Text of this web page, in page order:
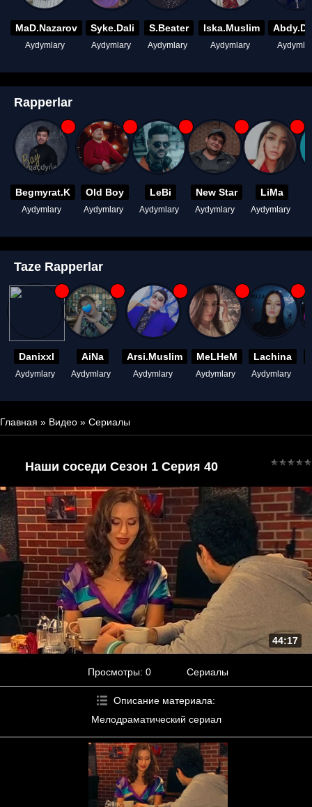
MaD.Nazarov
Aydymlary
Syke.Dali
Aydymlary
S.Beater
Aydymlary
Iska.Muslim
Aydymlary
Rapperlar
Begmyrat.K
Aydymlary
Old Boy
Aydymlary
LeBi
Aydymlary
New Star
Aydymlary
LiMa
Aydymlary
Taze Rapperlar
Danixxl
Aydymlary
AiNa
Aydymlary
Arsi.Muslim
Aydymlary
MeLHeM
Aydymlary
Lachina
Aydymlary
Главная » Видео » Сериалы
Наши соседи Сезон 1 Серия 40
44:17
Просмотры: 0 Сериалы
Описание материала:
Мелодраматический сериал